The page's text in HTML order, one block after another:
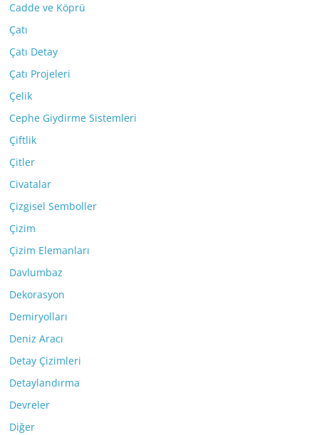
Cadde ve Köprü
Çatı
Çatı Detay
Çatı Projeleri
Çelik
Cephe Giydirme Sistemleri
Çiftlik
Çitler
Civatalar
Çizgisel Semboller
Çizim
Çizim Elemanları
Davlumbaz
Dekorasyon
Demiryolları
Deniz Aracı
Detay Çizimleri
Detaylandırma
Devreler
Diğer